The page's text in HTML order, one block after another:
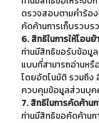
ตรวจสอบตามคำร้อ
คัดค้านการเก็บรวบ
6. สิทธิในการให้โอ
ท่านมีสิทธิขอรับข้อมู
แบบที่สามารถอ่านห
โดยอัตโนมัติ รวมถึง
ควบคุมข้อมูลส่วนบุ
7. สิทธิในการคัดค้า
ท่านมีสิทธิขอคัดค้าน